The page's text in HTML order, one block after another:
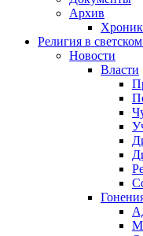
Архив
Религия в
Новости
Власти